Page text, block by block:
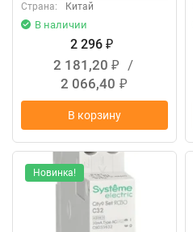
Страна:
Китай
В наличии
2 296 ₽
2 181,20 ₽
/
2 066,40 ₽
В корзину
Новинка!